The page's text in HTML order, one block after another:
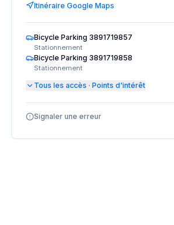
Itinéraire Google Maps
Bicycle Parking 3891719857
Stationnement
Bicycle Parking 3891719858
Stationnement
Tous les accès · Points d'intérêt
Signaler une erreur